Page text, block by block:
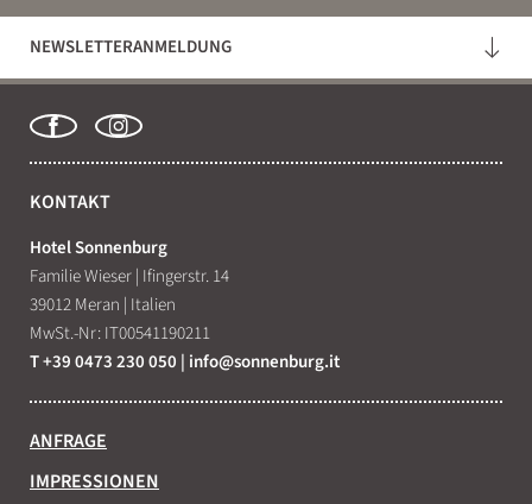
NEWSLETTERANMELDUNG
KONTAKT
Hotel Sonnenburg
Familie Wieser| Ifingerstr. 14
39012 Meran | Italien
MwSt.-Nr: IT00541190211
T +39 0473 230 050 | info@sonnenburg.it
ANFRAGE
IMPRESSIONEN